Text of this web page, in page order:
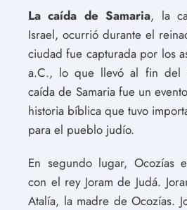
La caída de Samaria, la
Israel, ocurrió durante el
ciudad fue capturada por los
a.C., lo que llevó al fin del
caída de Samaria fue un
historia bíblica que tuvo
para el pueblo judío.
En segundo lugar, Ocozías
con el rey Joram de Judá.
Atalía, la madre de Ocozías.